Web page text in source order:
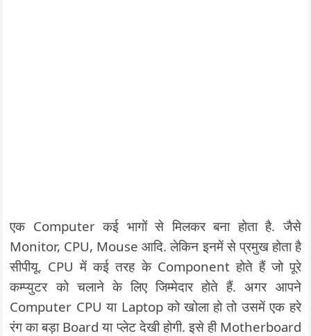
एक Computer कई भागों से मिलकर बना होता है. जैसे
Monitor, CPU, Mouse आदि. लेकिन इनमें से प्रमुख होता है
सीपीयू. CPU में कई तरह के Component होते हैं जो पूरे
कम्प्युटर को चलाने के लिए जिम्मेदार होते हैं. अगर आपने
Computer CPU या Laptop को खोला हो तो उसमें एक हरे
रंग का बड़ा Board या प्लेट देखी होगी. इसे ही Motherboard